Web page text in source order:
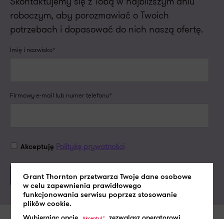
roboczym, aby porozmawiać o Twoich
potrzebach i dopasować do nich naszą ofertę.
Imię i nazwisko*
Firmowy e-mail lub numer telefonu*
Akceptuję Politykę prywatności
Grant Thornton przetwarza Twoje dane osobowe
w celu zapewnienia prawidłowego
funkcjonowania serwisu poprzez stosowanie
plików cookie.